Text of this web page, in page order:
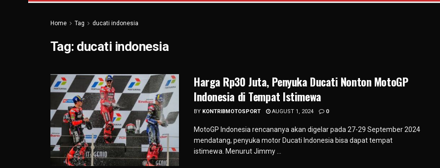
Home Tag ducati indonesia
Tag: ducati indonesia
Harga Rp30 Juta, Penyuka Ducati Nonton MotoGP
Indonesia di Tempat Istimewa
BY KONTRIBMOTOSPORT AUGUST 1, 2024 0
MotoGP Indonesia rencananya akan digelar pada 27-29 September 2024
mendatang, penyuka motor Ducati Indonesia bisa dapat tempat
istimewa. Menurut Jimmy ...